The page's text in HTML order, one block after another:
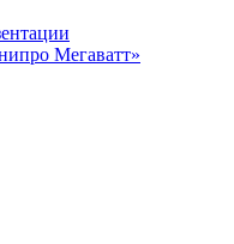
Мегаватт»